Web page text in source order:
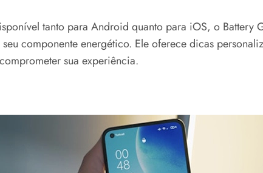
tanto para Android quanto para iOS, o Battery
componente energético. Ele oferece dicas
sua experiência.